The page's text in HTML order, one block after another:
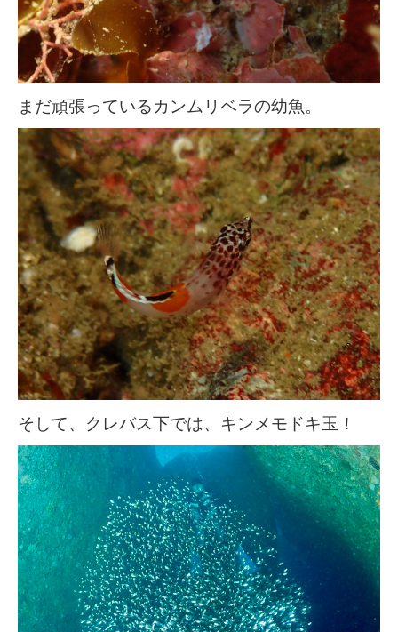
まだ頑張っているカンムリベラの幼魚。
そして、クレバス下では、キンメモドキ玉！